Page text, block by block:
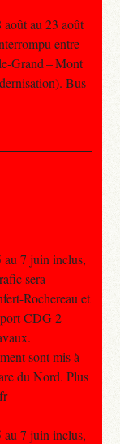
août au 23 août
entre
Grand – Mont
Bus
au 7 juin inclus,
sera
Rochereau et
CDG 2–
sont mis à
du Nord. Plus
au 7 juin inclus,